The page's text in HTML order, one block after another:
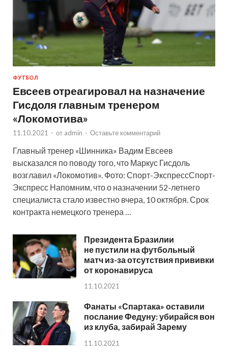
ФУТБОЛ
Евсеев отреагировал на назначение
Гисдоля главным тренером
«Локомотива»
11.10.2021 - от admin - Оставьте комментарий
Главный тренер «Шинника» Вадим Евсеев
высказался по поводу того, что Маркус Гисдоль
возглавил «Локомотив». Фото: Спорт-ЭкспрессСпорт-
Экспресс Напомним, что о назначении 52-летнего
специалиста стало известно вчера, 10 октября. Срок
контракта немецкого тренера …
Президента Бразилии
не пустили на футбольный
матч из-за отсутствия прививки
от коронавируса
11.10.2021
Фанаты «Спартака» оставили
послание Федуну: убирайся вон
из клуба, забирай Зарему
11.10.2021